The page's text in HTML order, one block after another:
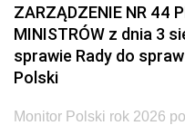
2011
2008
2005
ZARZĄDZENIE NR 44
MINISTRÓW z dnia 3
sprawie Rady do
Polski
Monitor Polski rok 2026